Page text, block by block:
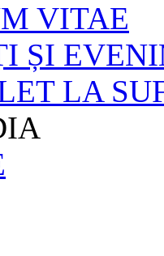
VITAE
ȘI
LA